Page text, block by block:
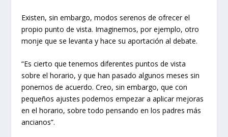
Existen, sin embargo, modos serenos de ofrecer el
propio punto de vista. Imaginemos, por ejemplo, otro
monje que se levanta y hace su aportación al debate.
“Es cierto que tenemos diferentes puntos de vista
sobre el horario, y que han pasado algunos meses sin
ponernos de acuerdo. Creo, sin embargo, que con
pequeños ajustes podemos empezar a aplicar mejoras
en el horario, sobre todo pensando en los padres más
ancianos”.